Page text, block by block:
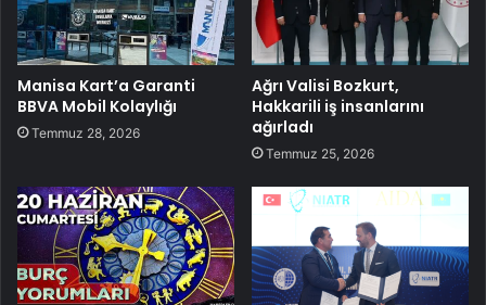
Manisa Kart’a Garanti
BBVA Mobil Kolaylığı
Temmuz 28, 2026
Ağrı Valisi Bozkurt,
Hakkarili iş insanlarını
ağırladı
Temmuz 25, 2026